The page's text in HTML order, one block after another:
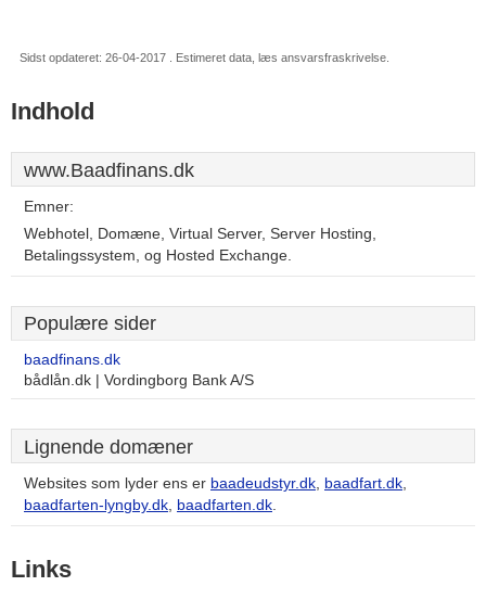
Sidst opdateret: 26-04-2017 . Estimeret data, læs ansvarsfraskrivelse.
Indhold
www.Baadfinans.dk
Emner:
Webhotel, Domæne, Virtual Server, Server Hosting,
Betalingssystem, og Hosted Exchange.
Populære sider
baadfinans.dk
bådlån.dk | Vordingborg Bank A/S
Lignende domæner
Websites som lyder ens er baadeudstyr.dk, baadfart.dk,
baadfarten-lyngby.dk, baadfarten.dk.
Links